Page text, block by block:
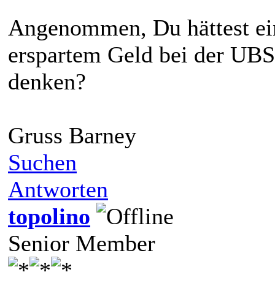
Angenommen, Du hättest
erspartem Geld bei der
denken?
Gruss Barney
Suchen
Antworten
topolino
Senior Member